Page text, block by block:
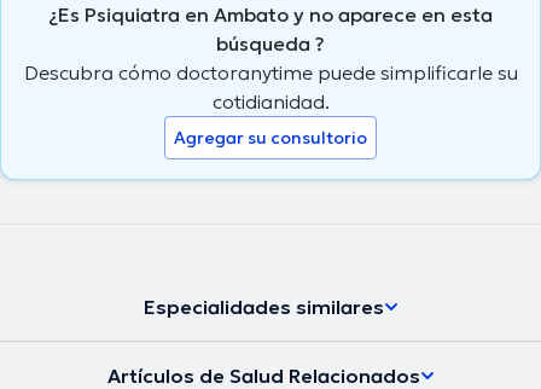
¿Es Psiquiatra en Ambato y no aparece en esta
búsqueda ?
Descubra cómo doctoranytime puede simplificarle su
cotidianidad.
Agregar su consultorio
Especialidades similares
Artículos de Salud Relacionados